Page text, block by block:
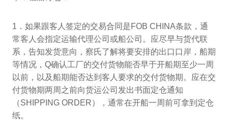
1．如果跟客人签定的交易合同是FOB CHINA条款，通
常客人会指定运输代理公司或船公司。应尽早与货代联
系，告知发货意向，察氏了解将要安排的出口口岸，船期
等情况，Q确认工厂的交付货物能否早于开船期至少一周
以前，以及船期能否达到客人要求的交付货物期。应在交
付货物期两周之前向货运公司发出书面定仓通知
（SHIPPING ORDER），通常在开船一周前可拿到定仓
纸。